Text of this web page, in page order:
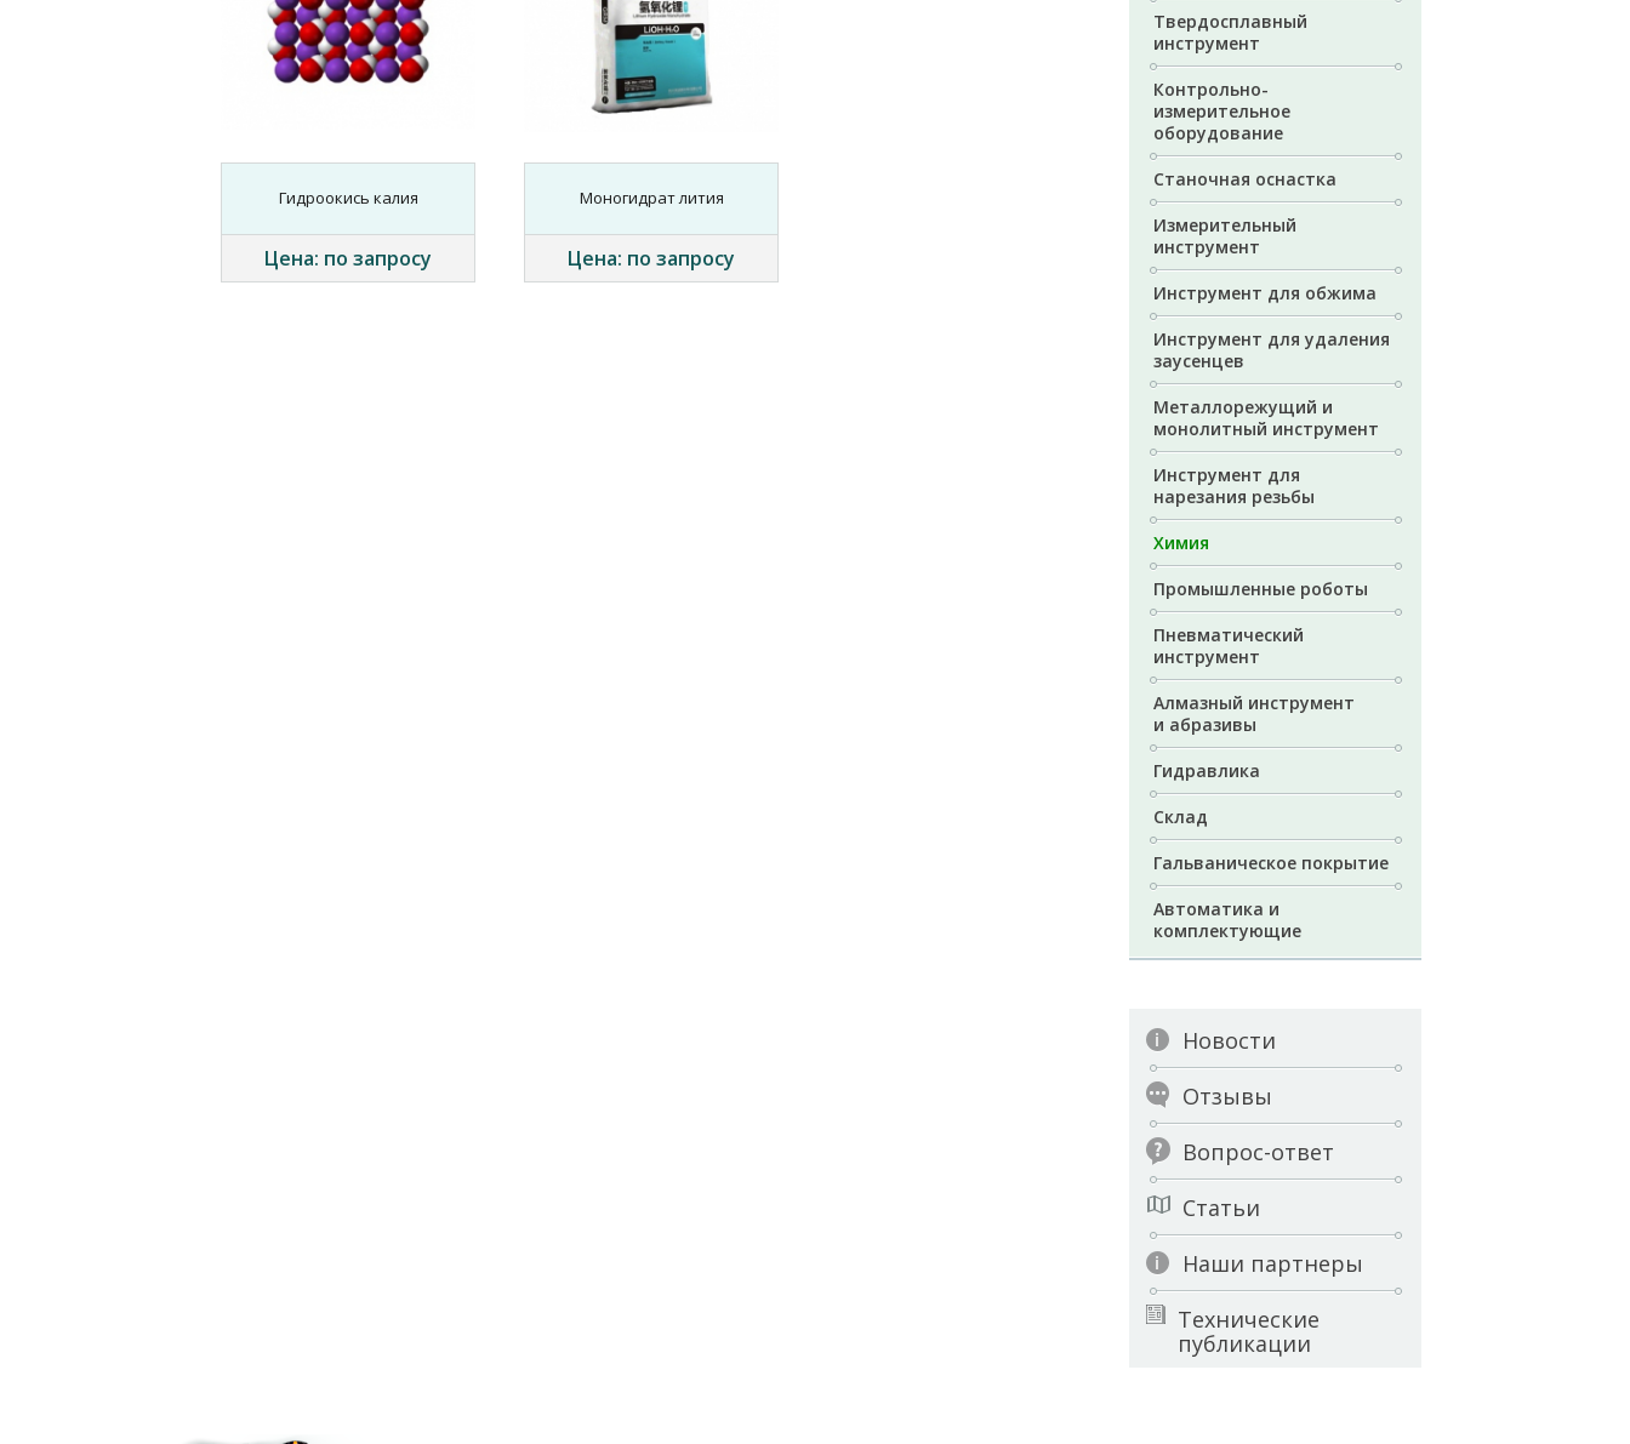
Гидроокись калия
Цена: по запросу
Моногидрат лития
Цена: по запросу
Твердосплавный
инструмент
Контрольно-
измерительное
оборудование
Станочная оснастка
Измерительный
инструмент
Инструмент для обжима
Инструмент для удаления
заусенцев
Металлорежущий и
монолитный инструмент
Инструмент для
нарезания резьбы
Химия
Промышленные роботы
Пневматический
инструмент
Алмазный инструмент
и абразивы
Гидравлика
Склад
Гальваническое покрытие
Автоматика и
комплектующие
Новости
Отзывы
Вопрос-ответ
Статьи
Наши партнеры
Технические
публикации